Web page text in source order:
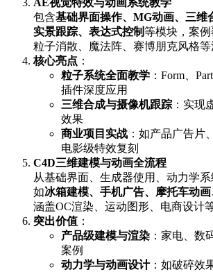
AE视觉特效与动画系统教学
包含基础界面操作、MG动画、三维
实景跟踪、表达式控制等模块，案例
粒子消散、魔法阵、赛博朋克风格等
核心亮点 ：
粒子系统全面教学 ：Form、
插件深度应用
三维合成与摄像机跟踪 ：实现
效果
商业项目实战 ：如产品广告片
电影级特效复刻
C4D三维建模与动画全流程
从基础界面、生成器使用、动力学
如冰箱建模、手机广告、摩托车动
涵盖OC渲染、运动图形、电商设计
突出价值 ：
产品级建模与渲染 ：家电、数
案例
动力学与动画设计：如破碎效